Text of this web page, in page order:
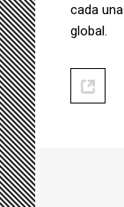
cada
global.